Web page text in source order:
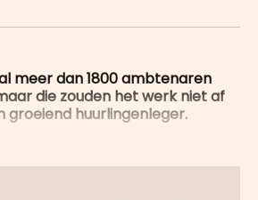
X
E-
meer dan 1800 ambtenaren
die zouden het werk niet af
groeiend huurlingenleger.